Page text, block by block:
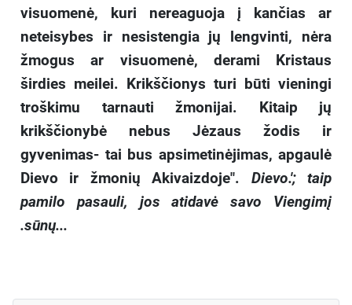
visuomenė, kuri nereaguoja į kančias ar
neteisybes ir nesistengia jų lengvinti, nėra
žmogus ar visuomenė, derami Kristaus
širdies meilei. Krikščionys turi būti vieningi
troškimu tarnauti žmonijai. Kitaip jų
krikščionybė nebus Jėzaus žodis ir
gyvenimas- tai bus apsimetinėjimas, apgaulė
Dievo ir žmonių Akivaizdoje".
Dievo.'; taip
pamilo pasauli, jos atidavė savo Viengimį
.sūnų...